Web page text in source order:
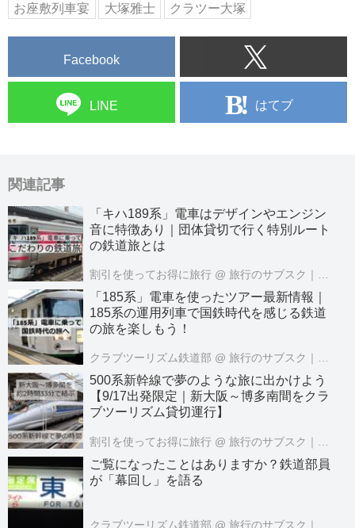
お座敷列車宴
大塚雅士 クラツー大塚
Facebook
LINE はてブ
関連記事
「キハ189系」電車はデザインやエンジン
音に特徴あり｜団体貸切で行く特別ルート
の鉄道旅とは
割引を使ってお得に旅行 @ 旅行のサブスク｜クラブツーリズムPASS公式
「185系」電車を使ったツアー最新情報｜
185系の運用列車で国鉄時代を感じる鉄道
の旅を楽しもう！
クラブツーリズム鉄道部 @ 旅行のサブスク｜クラブツーリズムPASS公式
500系新幹線で夢のような旅に出かけよう
【9/17出発限定｜新大阪～博多南間をクラ
ブツーリズム貸切運行】
割引を使ってお得に旅行 @ 旅行のサブスク｜クラブツーリズムPASS公式
ご覧になったことはありますか？鉄道部員
が「幕回し」を語る
クラブツーリズム鉄道部 @ 旅行のサブスク｜クラブツーリズムPASS公式